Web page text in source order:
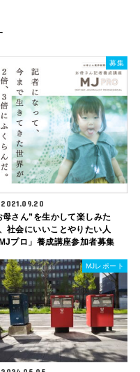
募集
2021.09.20
母さん”を生かして楽しみた
社会にいいことやりたい人
MJプロ」養成講座参加者募集
MJレポート